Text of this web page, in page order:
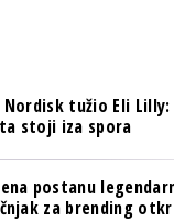
tužio Eli
stoji iza spora
postanu
za brending